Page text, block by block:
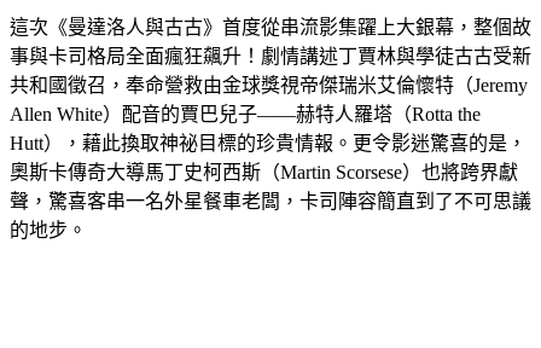
這次《曼達洛人與古古》首度從串流影集躍上大銀幕，整個故
事與卡司格局全面瘋狂飆升！劇情講述丁賈林與學徒古古受新
共和國徵召，奉命營救由金球獎視帝傑瑞米艾倫懷特（Jeremy
Allen White）配音的賈巴兒子——赫特人羅塔（Rotta the
Hutt），藉此換取神祕目標的珍貴情報。更令影迷驚喜的是，
奧斯卡傳奇大導馬丁史柯西斯（Martin Scorsese）也將跨界獻
聲，驚喜客串一名外星餐車老闆，卡司陣容簡直到了不可思議
的地步。